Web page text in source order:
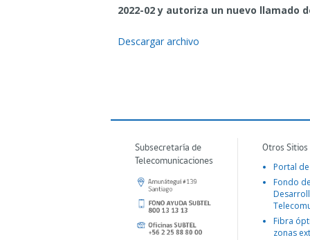
2022-02 y autoriza un nuevo llamado
Descargar archivo
Subsecretaría de
Telecomunicaciones
Otros
Portal
Fondo
Fibra
zonas